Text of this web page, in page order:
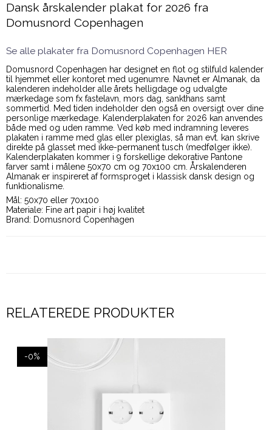
Dansk årskalender plakat for 2026 fra
Domusnord Copenhagen
Se alle plakater fra Domusnord Copenhagen HER
Domusnord Copenhagen har designet en flot og stilfuld kalender
til hjemmet eller kontoret med ugenumre. Navnet er Almanak, da
kalenderen indeholder alle årets helligdage og udvalgte
mærkedage som fx fastelavn, mors dag, sankthans samt
sommertid. Med tiden indeholder den også en oversigt over dine
personlige mærkedage. Kalenderplakaten for 2026 kan anvendes
både med og uden ramme. Ved køb med indramning leveres
plakaten i ramme med glas eller plexiglas, så man evt. kan skrive
direkte på glasset med ikke-permanent tusch (medfølger ikke).
Kalenderplakaten kommer i 9 forskellige dekorative Pantone
farver samt i målene 50x70 cm og 70x100 cm. Årskalenderen
Almanak er inspireret af formsproget i klassisk dansk design og
funktionalisme.
Mål: 50x70 eller 70x100
Materiale: Fine art papir i høj kvalitet
Brand: Domusnord Copenhagen
RELATEREDE PRODUKTER
-0%